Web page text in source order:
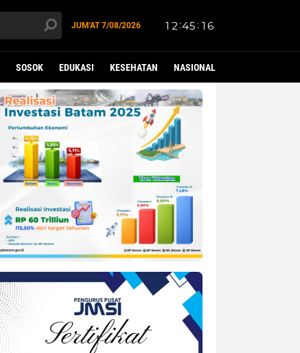
JUM'AT7/08/2026
SOSOK EDUKASI KESEHATAN NASIONAL